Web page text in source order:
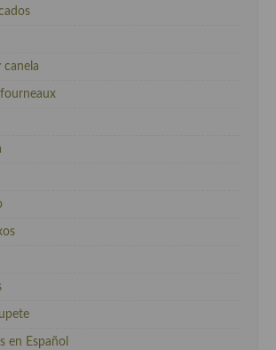
canela
en Español